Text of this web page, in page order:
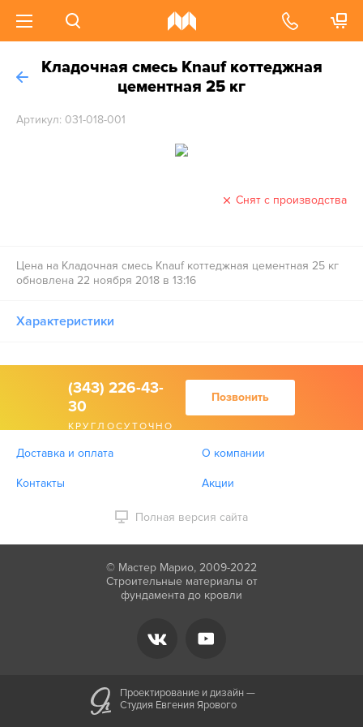
Кладочная смесь Knauf коттеджная
цементная 25 кг
Артикул: 031-018-001
Снят с производства
Цена на Кладочная смесь Knauf коттеджная цементная 25 кг
обновлена 22 ноября 2018 в 13:16
Характеристики
(343) 226-43-
30
КРУГЛОСУТОЧНО
Позвонить
Доставка и оплата О компании
Контакты Акции
Полная версия сайта
© Мастер Марио, 2009-2022
Строительные материалы от
фундамента до кровли
Проектирование и дизайн —
Студия Евгения Ярового